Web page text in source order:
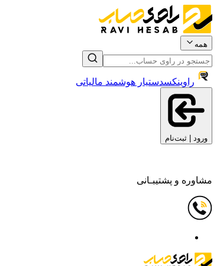
همه
راوینکسدستیار هوشمند مالیاتی
ورود | ثبت‌نام
مشاوره و پشتیبـانی